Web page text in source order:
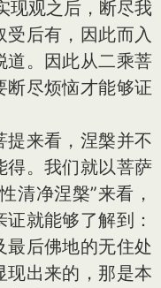
现观之后，断尽我
后有，因此而入
道。因此从二乘菩
断尽烦恼才能够证
来看，涅槃并不
得。我们就以菩萨
清净涅槃”来看，
就能够了解到：
最后佛地的无住处
现出来的，那是本